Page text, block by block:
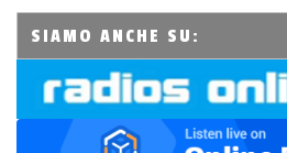
SIAMO ANCHE SU: